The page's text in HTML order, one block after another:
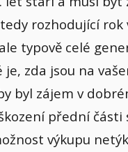
rozhodující rok
typově celé
zda jsou na
byl zájem v
přední části
výkupu